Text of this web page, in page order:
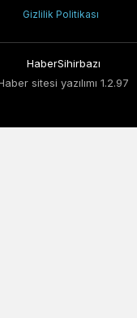
Gizlilik Politikası
HaberSihirbazı
sitesi yazılımı 1.2.97